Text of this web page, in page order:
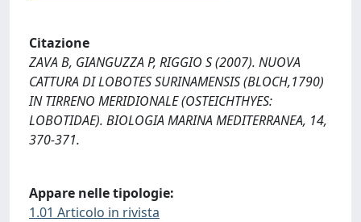
Citazione
ZAVA B, GIANGUZZA P, RIGGIO S (2007). NUOVA
CATTURA DI LOBOTES SURINAMENSIS (BLOCH,1790)
IN TIRRENO MERIDIONALE (OSTEICHTHYES:
LOBOTIDAE). BIOLOGIA MARINA MEDITERRANEA, 14,
370-371.
Appare nelle tipologie:
1.01 Articolo in rivista